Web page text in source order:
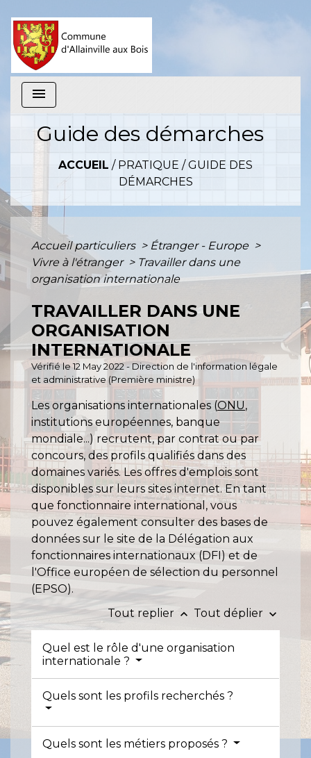
menu
Guide des démarches
ACCUEIL / PRATIQUE /GUIDE DES
DÉMARCHES
Accueil particuliers > Étranger - Europe >
Vivre à l'étranger > Travailler dans une
organisation internationale
TRAVAILLER DANS UNE
ORGANISATION
INTERNATIONALE
Vérifié le 12 May 2022 - Direction de l'information légale
et administrative (Première ministre)
Les organisations internationales (ONU,
institutions européennes, banque
mondiale...) recrutent, par contrat ou par
concours, des profils qualifiés dans des
domaines variés. Les offres d'emplois sont
disponibles sur leurs sites internet. En tant
que fonctionnaire international, vous
pouvez également consulter des bases de
données sur le site de la Délégation aux
fonctionnaires internationaux (DFI) et de
l'Office européen de sélection du personnel
(EPSO).
Tout replier keyboard_arrow_up Tout déplier keyboard_arrow_down
Quel est le rôle d'une organisation
internationale ?
Quels sont les profils recherchés ?
Quels sont les métiers proposés ?